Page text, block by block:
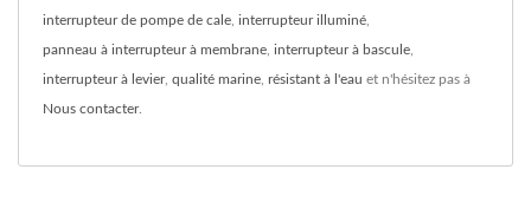
interrupteur de pompe de cale interrupteur illuminé
panneau à interrupteur à membrane interrupteur à bascule
interrupteur à levier, qualité marine résistant à l'eau et n'hésitez pas à
Nous contacter.